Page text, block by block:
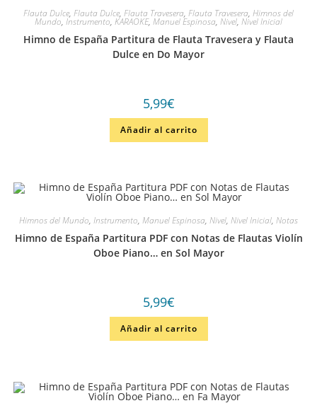
Flauta Dulce, Flauta Dulce, Flauta Travesera, Flauta Travesera, Himnos del
Mundo, Instrumento, KARAOKE, Manuel Espinosa, Nivel, Nivel Inicial
Himno de España Partitura de Flauta Travesera y Flauta
Dulce en Do Mayor
5,99€
Añadir al carrito
Himnos del Mundo, Instrumento, Manuel Espinosa, Nivel, Nivel Inicial, Notas
Himno de España Partitura PDF con Notas de Flautas Violín
Oboe Piano… en Sol Mayor
5,99€
Añadir al carrito